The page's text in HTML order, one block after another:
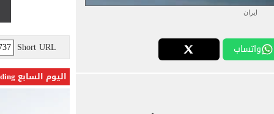
ايران
واتساب Short URL
اليوم السابع Trending